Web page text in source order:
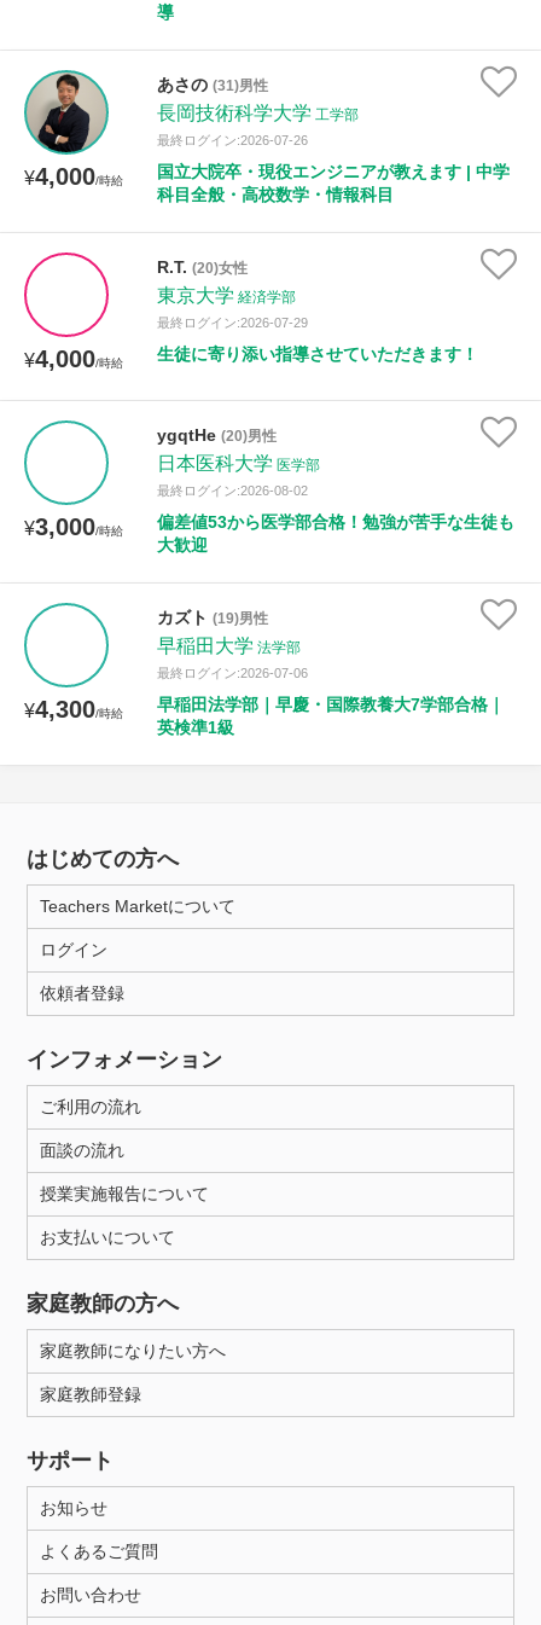
導
¥4,000/時給
あさの (31)男性
長岡技術科学大学 工学部
最終ログイン:2026-07-26
国立大院卒・現役エンジニアが教えます | 中学
科目全般・高校数学・情報科目
¥4,000/時給
R.T. (20)女性
東京大学 経済学部
最終ログイン:2026-07-29
生徒に寄り添い指導させていただきます！
¥3,000/時給
ygqtHe (20)男性
日本医科大学 医学部
最終ログイン:2026-08-02
偏差値53から医学部合格！勉強が苦手な生徒も
大歓迎
¥4,300/時給
カズト (19)男性
早稲田大学 法学部
最終ログイン:2026-07-06
早稲田法学部｜早慶・国際教養大7学部合格｜
英検準1級
はじめての方へ
Teachers Marketについて
ログイン
依頼者登録
インフォメーション
ご利用の流れ
面談の流れ
授業実施報告について
お支払いについて
家庭教師の方へ
家庭教師になりたい方へ
家庭教師登録
サポート
お知らせ
よくあるご質問
お問い合わせ